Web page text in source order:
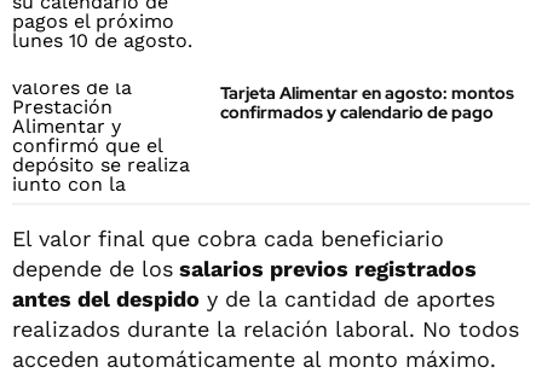
Tarjeta Alimentar en agosto: montos
confirmados y calendario de pago
El valor final que cobra cada beneficiario
depende de los salarios previos registrados
antes del despido y de la cantidad de aportes
realizados durante la relación laboral. No todos
acceden automáticamente al monto máximo.